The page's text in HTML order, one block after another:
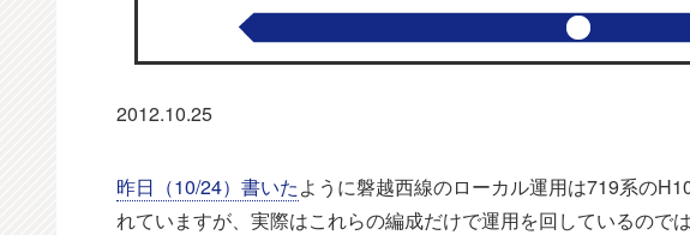
2012.10.25
昨日（10/24）書いたように磐越西線のローカル運用は719系の
れていますが、実際はこれらの編成だけで運用を回しているので